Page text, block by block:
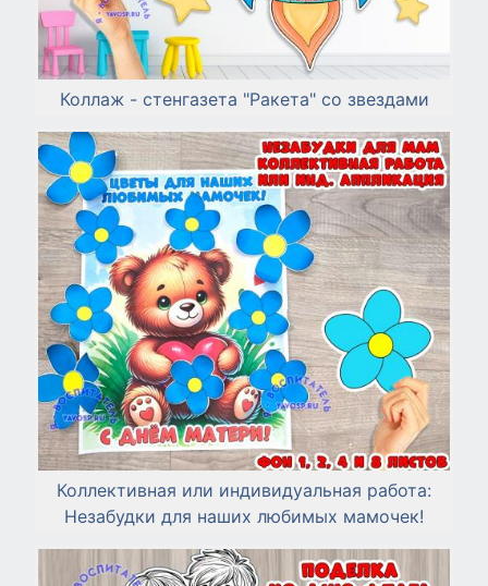
Коллаж - стенгазета "Ракета" со звездами
Коллективная или индивидуальная работа:
Незабудки для наших любимых мамочек!